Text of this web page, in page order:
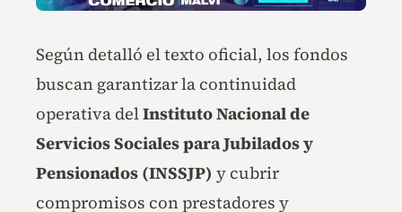
Según detalló el texto oficial, los fondos
buscan garantizar la continuidad
operativa delInstituto Nacional de
Servicios Sociales para Jubilados y
Pensionados (INSSJP) y cubrir
compromisos con prestadores y